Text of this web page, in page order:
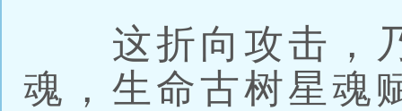
这折向攻击，乃
魂，生命古树星魂